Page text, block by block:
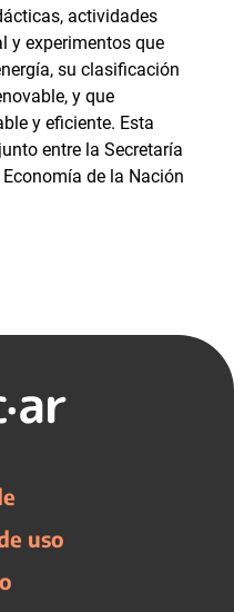
actividades
y experimentos que
su clasificación
y que
y eficiente. Esta
entre la Secretaría
de la Nación
uso